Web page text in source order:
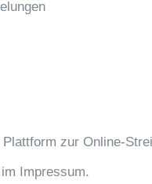
zur Online-
Impressum.